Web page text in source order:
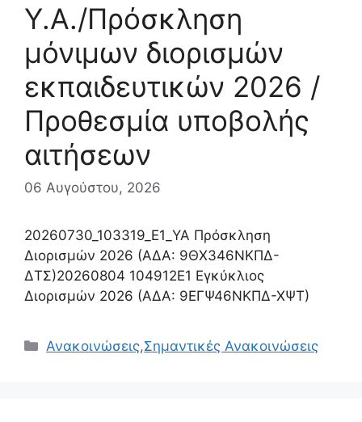
Υ.Α./Πρόσκληση
μόνιμων διορισμών
εκπαιδευτικών 2026 /
Προθεσμία υποβολής
αιτήσεων
06 Αυγούστου, 2026
20260730_103319_Ε1_ΥΑ Πρόσκληση
Διορισμών 2026 (ΑΔΑ: 9ΘΧ346ΝΚΠΔ-
ΔΤΣ)20260804 104912Ε1 Εγκύκλιος
Διορισμών 2026 (ΑΔΑ: 9ΕΓΨ46ΝΚΠΔ-ΧΨΤ)
Κατηγορίες
Ανακοινώσεις,Σημαντικές Ανακοινώσεις